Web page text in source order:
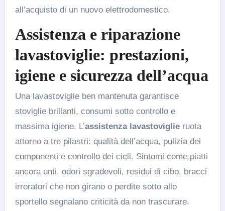
all’acquisto di un nuovo elettrodomestico.
Assistenza e riparazione
lavastoviglie: prestazioni,
igiene e sicurezza dell’acqua
Una lavastoviglie ben mantenuta garantisce
stoviglie brillanti, consumi sotto controllo e
massima igiene. L’assistenza lavastoviglieruota
attorno a tre pilastri: qualità dell’acqua, pulizia dei
componenti e controllo dei cicli. Sintomi come piatti
ancora unti, odori sgradevoli, residui di cibo, bracci
irroratori che non girano o perdite sotto allo
sportello segnalano criticità da non trascurare.